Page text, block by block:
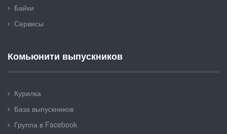
Байки
Сервисы
Комьюнити выпускников
Курилка
База выпускников
Группа в Facebook